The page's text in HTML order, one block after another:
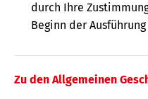
durch Ihre
Beginn der
Zu den Allgemeinen